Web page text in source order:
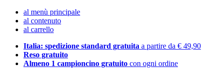
al menù principale
al contenuto
al carrello
Italia: spedizione standard gratuita a partire da € 49,90
Reso gratuito
Almeno 1 campioncino gratuito con ogni ordine